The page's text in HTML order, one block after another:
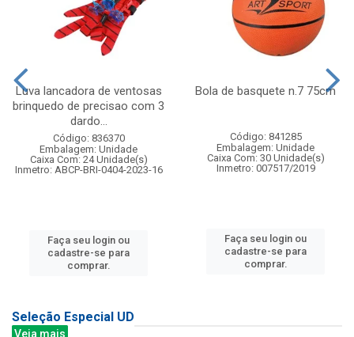
Luva lancadora de ventosas
brinquedo de precisao com 3
dardo...
Código: 836370
Embalagem: Unidade
Caixa Com: 24 Unidade(s)
Inmetro: ABCP-BRI-0404-2023-16
Faça seu login ou
cadastre-se para
comprar.
Bola de basquete n.7 75cm
Código: 841285
Embalagem: Unidade
Caixa Com: 30 Unidade(s)
Inmetro: 007517/2019
Faça seu login ou
cadastre-se para
comprar.
Seleção Especial UD
Veja mais